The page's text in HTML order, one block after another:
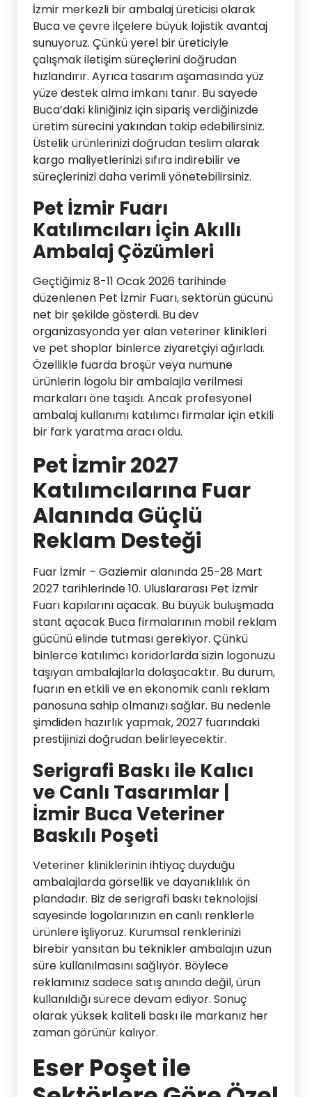
İzmir merkezli bir ambalaj üreticisi olarak
Buca ve çevre ilçelere büyük lojistik avantaj
sunuyoruz. Çünkü yerel bir üreticiyle
çalışmak iletişim süreçlerini doğrudan
hızlandırır. Ayrıca tasarım aşamasında yüz
yüze destek alma imkanı tanır. Bu sayede
Buca’daki kliniğiniz için sipariş verdiğinizde
üretim sürecini yakından takip edebilirsiniz.
Üstelik ürünlerinizi doğrudan teslim alarak
kargo maliyetlerinizi sıfıra indirebilir ve
süreçlerinizi daha verimli yönetebilirsiniz.
Pet İzmir Fuarı
Katılımcıları İçin Akıllı
Ambalaj Çözümleri
Geçtiğimiz 8-11 Ocak 2026 tarihinde
düzenlenen Pet İzmir Fuarı, sektörün gücünü
net bir şekilde gösterdi. Bu dev
organizasyonda yer alan veteriner klinikleri
ve pet shoplar binlerce ziyaretçiyi ağırladı.
Özellikle fuarda broşür veya numune
ürünlerin logolu bir ambalajla verilmesi
markaları öne taşıdı. Ancak profesyonel
ambalaj kullanımı katılımcı firmalar için etkili
bir fark yaratma aracı oldu.
Pet İzmir 2027
Katılımcılarına Fuar
Alanında Güçlü
Reklam Desteği
Fuar İzmir – Gaziemir alanında 25-28 Mart
2027 tarihlerinde 10. Uluslararası Pet İzmir
Fuarı kapılarını açacak. Bu büyük buluşmada
stant açacak Buca firmalarının mobil reklam
gücünü elinde tutması gerekiyor. Çünkü
binlerce katılımcı koridorlarda sizin logonuzu
taşıyan ambalajlarla dolaşacaktır. Bu durum,
fuarın en etkili ve en ekonomik canlı reklam
panosuna sahip olmanızı sağlar. Bu nedenle
şimdiden hazırlık yapmak, 2027 fuarındaki
prestijinizi doğrudan belirleyecektir.
Serigrafi Baskı ile Kalıcı
ve Canlı Tasarımlar |
İzmir Buca Veteriner
Baskılı Poşeti
Veteriner kliniklerinin ihtiyaç duyduğu
ambalajlarda görsellik ve dayanıklılık ön
plandadır. Biz de serigrafi baskı teknolojisi
sayesinde logolarınızın en canlı renklerle
ürünlere işliyoruz. Kurumsal renklerinizi
birebir yansıtan bu teknikler ambalajın uzun
süre kullanılmasını sağlıyor. Böylece
reklamınız sadece satış anında değil, ürün
kullanıldığı sürece devam ediyor. Sonuç
olarak yüksek kaliteli baskı ile markanız her
zaman görünür kalıyor.
Eser Poşet ile